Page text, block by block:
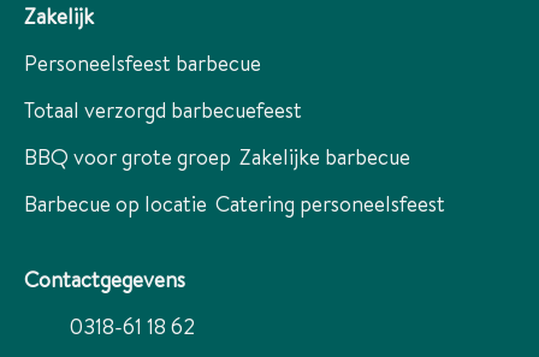
Zakelijk
Personeelsfeest barbecue
Totaal verzorgd barbecuefeest
BBQ voor grote groep Zakelijke barbecue
Barbecue op locatie Catering personeelsfeest
Contactgegevens
0318-61 18 62